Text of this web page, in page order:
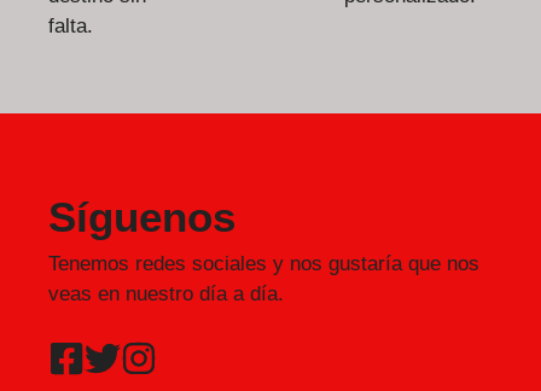
falta.
Síguenos
Tenemos redes sociales y nos gustaría que nos
veas en nuestro día a día.